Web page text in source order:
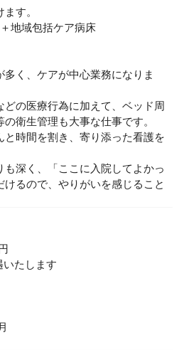
のつながりも温かいアットホー
ります♪
す。
地域包括ケア病床
く、ケアが中心業務になりま
どの医療行為に加えて、ベッド周
衛生管理も大事な仕事です。
時間を割き、寄り添った看護を
深く、「ここに入院してよかっ
るので、やりがいを感じること
たします